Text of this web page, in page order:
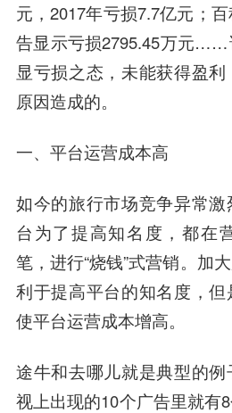
元，2017年亏损7.7亿元；
告显示亏损2795.45万元……
显亏损之态，未能获得盈
原因造成的。
一、平台运营成本高
如今的旅行市场竞争异常
台为了提高知名度，都在
笔，进行“烧钱”式营销。加
利于提高平台的知名度，
使平台运营成本增高。
途牛和去哪儿就是典型的
视上出现的10个广告里就有